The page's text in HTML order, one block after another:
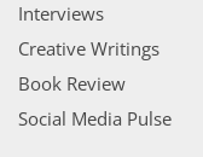
Interviews
Creative Writings
Book Review
Social Media Pulse